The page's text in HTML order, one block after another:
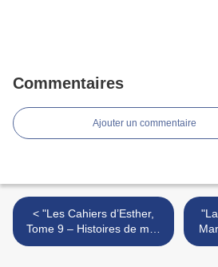
Commentaires
Ajouter un commentaire
< "Les Cahiers d’Esther,
Tome 9 – Histoires de mes
18 ans" de Riad Sattouf : la